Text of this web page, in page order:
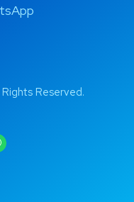
Reserved.